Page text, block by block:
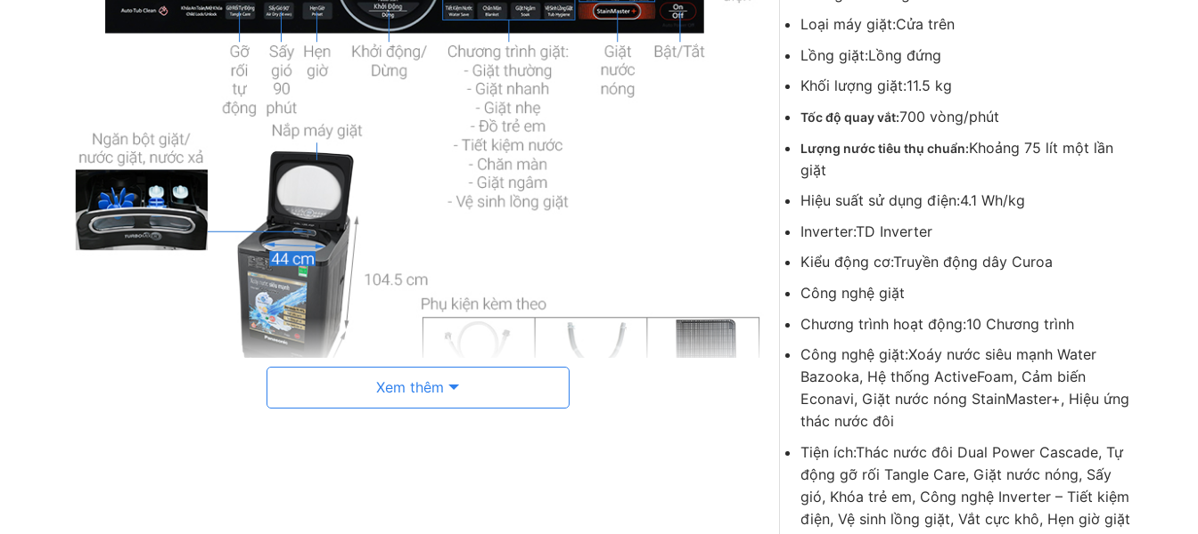
Đánh bay mọi vết bẩn với công nghệ giặt nước nóng StainMaster+
Xem thêm
Loại máy giặt:Cửa trên
Lồng giặt:Lồng đứng
Khối lượng giặt:11.5 kg
Tốc độ quay vắt:700 vòng/phút
Lượng nước tiêu thụ chuẩn:Khoảng 75 lít một lần
giặt
Hiệu suất sử dụng điện:4.1 Wh/kg
Inverter:TD Inverter
Kiểu động cơ:Truyền động dây Curoa
Công nghệ giặt
Chương trình hoạt động:10 Chương trình
Công nghệ giặt:Xoáy nước siêu mạnh Water
Bazooka, Hệ thống ActiveFoam, Cảm biến
Econavi, Giặt nước nóng StainMaster+, Hiệu ứng
thác nước đôi
Tiện ích:Thác nước đôi Dual Power Cascade, Tự
động gỡ rối Tangle Care, Giặt nước nóng, Sấy
gió, Khóa trẻ em, Công nghệ Inverter – Tiết kiệm
điện, Vệ sinh lồng giặt, Vắt cực khô, Hẹn giờ giặt